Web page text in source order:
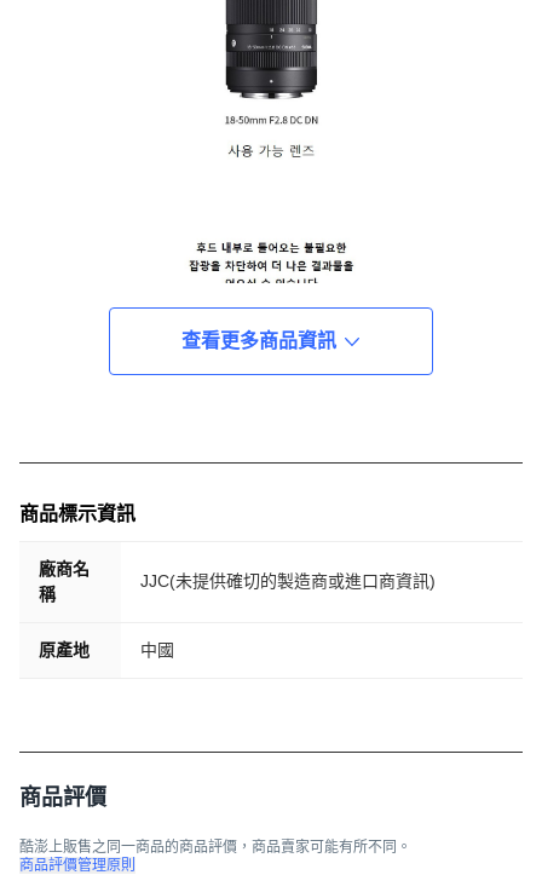
查看更多商品資訊
商品標示資訊
廠商名
稱
JJC(未提供確切的製造商或進口商資訊)
原產地 中國
商品評價
酷澎上販售之同一商品的商品評價，商品賣家可能有所不同。
商品評價管理原則